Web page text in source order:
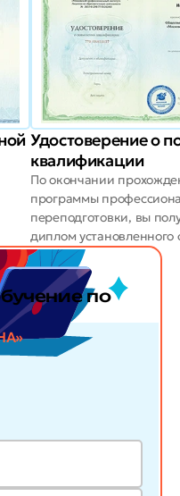
Удостоверение о
квалификации
По окончании
программы
переподготовки, вы
диплом установленного
по